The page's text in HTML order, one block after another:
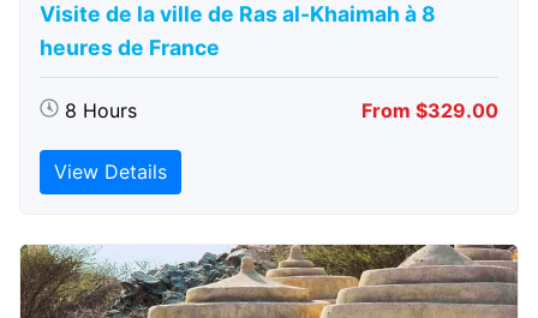
Visite de la ville de Ras al-Khaimah à 8
heures de France
8 Hours From $329.00
View Details